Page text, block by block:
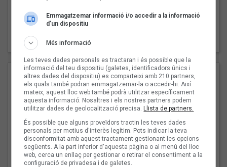
Pep Álvarez amb Joan Muntaner (Xanguito)
"Les cabres"
94 Rules amb Compte
Emmagatzemar informació i/o accedir a la informació
d’un dispositiu
Més informació
Les teves dades personals es tractaran i és possible que la
informació del teu dispositiu (galetes, identificadors únics i
altres dades del dispositiu) es comparteixi amb 210 partners,
els quals també podran emmagatzemar-la o accedir-hi. Així
mateix, aquest lloc web també podrà utilitzar específicament
aquesta informació. Nosaltres i els nostres partners podem
utilitzar dades de geolocalització precisa. Llista de partners.
És possible que alguns proveïdors tractin les teves dades
personals per motius d'interès legítim. Pots indicar la teva
disconformitat amb aquest tractament gestionant les opcions
següents. A la part inferior d'aquesta pàgina o al menú del lloc
web, cerca un enllaç per gestionar o retirar el consentiment a la
configuració de privadesa i de galetes.